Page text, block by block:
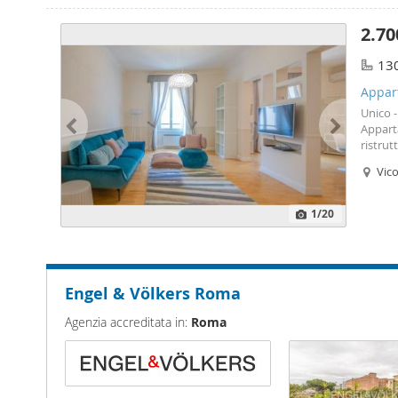
1/20
Unico
Engel & Völkers Roma
Agenzia accreditata in: Roma